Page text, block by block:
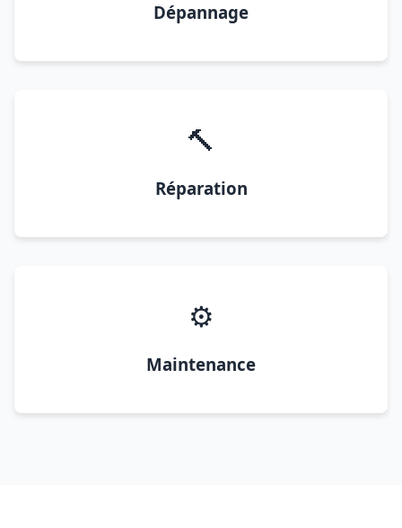
Dépannage
🔨
Réparation
⚙️
Maintenance